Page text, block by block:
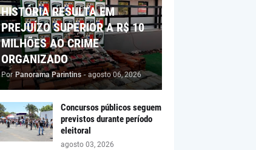
HISTÓRIA RESULTA EM
PREJUÍZO SUPERIOR A R$ 10
MILHÕES AO CRIME
ORGANIZADO
Por Panorama Parintins - agosto 06, 2026
Concursos públicos seguem
previstos durante período
eleitoral
agosto 03, 2026